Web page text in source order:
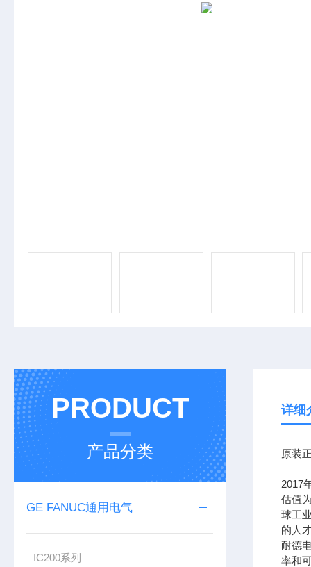
PRODUCT
产品分类
GE FANUC通用电气
IC200系列
详细
原装
2017
估值
球工
的人
耐德
率和